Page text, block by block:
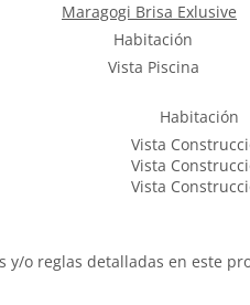
Maragogi Brisa Exlusive
Habitación
Vista Piscina
Habitación
Vista
Vista
Vista
y/o reglas detalladas en este